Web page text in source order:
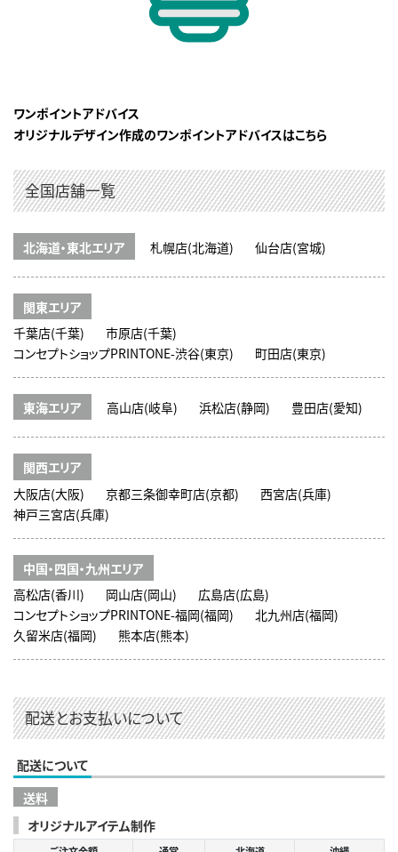
ワンポイントアドバイス
オリジナルデザイン作成のワンポイントアドバイスはこちら
全国店舗一覧
北海道・東北エリア 札幌店(北海道) 仙台店(宮城)
関東エリア
千葉店(千葉)
市原店(千葉)
コンセプトショップPRINTONE-渋谷(東京)
町田店(東京)
東海エリア 高山店(岐阜) 浜松店(静岡) 豊田店(愛知)
関西エリア
大阪店(大阪)
京都三条御幸町店(京都)
西宮店(兵庫)
神戸三宮店(兵庫)
中国・四国・九州エリア
高松店(香川)
岡山店(岡山)
広島店(広島)
コンセプトショップPRINTONE-福岡(福岡)
北九州店(福岡)
久留米店(福岡)
熊本店(熊本)
配送とお支払いについて
配送について
送料
オリジナルアイテム制作